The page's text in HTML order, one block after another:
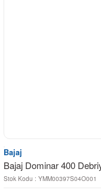
Bajaj
Bajaj Dominar 400
Stok Kodu : YMM00397S04O001